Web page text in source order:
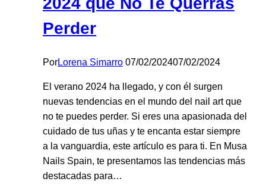
Perder
PorLorena Simarro 07/02/202407/02/2024
El verano 2024 ha llegado, y con él surgen
nuevas tendencias en el mundo del nail art que
no te puedes perder. Si eres una apasionada del
cuidado de tus uñas y te encanta estar siempre
a la vanguardia, este artículo es para ti. En Musa
Nails Spain, te presentamos las tendencias más
destacadas para…